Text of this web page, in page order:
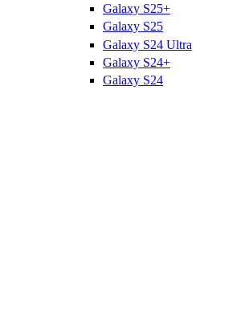
Galaxy S25+
Galaxy S25
Galaxy S24 Ultra
Galaxy S24+
Galaxy S24